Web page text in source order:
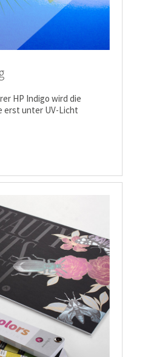
HP Indigo wird die
erst unter UV-Licht